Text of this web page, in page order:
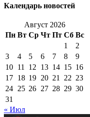
Календарь новостей
Август 2026
Пн Вт Ср Чт Пт Сб Вс
1
2
3
4 5 6 7 8
9
10 11 12 13 14 15 16
17 18 19 20 21 22 23
24 25 26 27 28 29 30
31
« Июл